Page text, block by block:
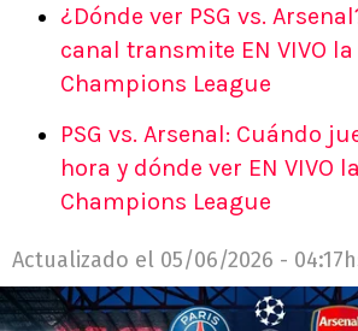
¿Dónde ver PSG vs.
canal transmite EN VIVO
Champions League
PSG vs. Arsenal: Cuándo
hora y dónde ver EN VIVO
Champions League
Actualizado el 05/06/2026 -